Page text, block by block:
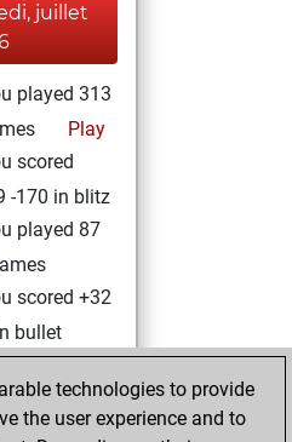
juillet
played 313
Play
scored
-170 in blitz
played 87
scored +32
bullet
juillet 11,technologies to provide
the user experience and to